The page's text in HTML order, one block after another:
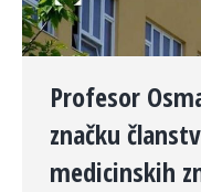
Profesor
značku
medicinskih